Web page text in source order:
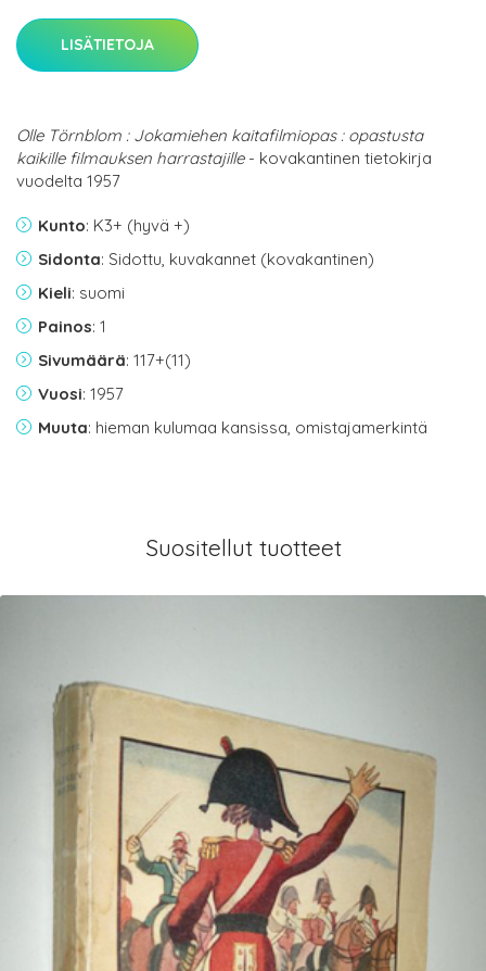
LISÄTIETOJA
Olle Törnblom : Jokamiehen kaitafilmiopas : opastusta
kaikille filmauksen harrastajille- kovakantinen tietokirja
vuodelta 1957
Kunto: K3+ (hyvä +)
Sidonta: Sidottu, kuvakannet (kovakantinen)
Kieli: suomi
Painos: 1
Sivumäärä: 117+(11)
Vuosi: 1957
Muuta: hieman kulumaa kansissa, omistajamerkintä
Suositellut tuotteet